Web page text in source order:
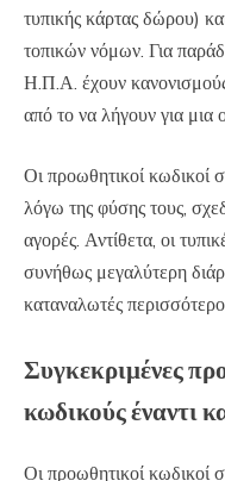
τυπικής κάρτας δώρου)
τοπικών νόμων. Για
Η.Π.Α. έχουν
από το να λήγουν για μια
Οι προωθητικοί κωδικοί
λόγω της φύσης τους,
αγορές. Αντίθετα, οι
συνήθως μεγαλύτερη
καταναλωτές
Συγκεκριμένες
κωδικούς έναντι
Οι προωθητικοί κωδικοί